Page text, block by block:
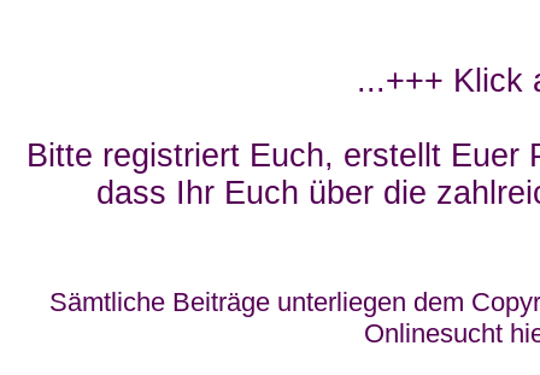
...+++ Klick
Bitte registriert Euch, erstellt Euer
dass Ihr Euch über die
Sämtliche Beiträge unterliegen dem
Onlinesucht